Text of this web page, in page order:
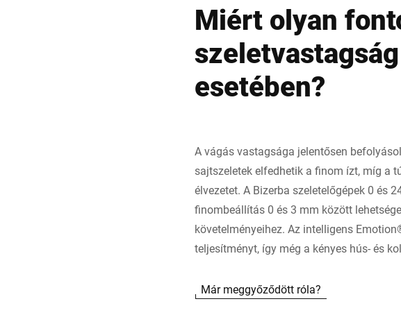
Miért olyan
esetében?
A vágás vastagsága jelentősen
sajtszeletek elfedhetik a finom ízt, míg a
élvezetet. A Bizerba szeletelőgépek 0 és
finombeállítás 0 és 3 mm között
követelményeihez. Az intelligens
teljesítményt, így még a kényes hús- és
Már meggyőződött róla?